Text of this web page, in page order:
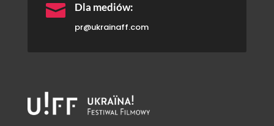
 Dla mediów:
pr@ukrainaff.com